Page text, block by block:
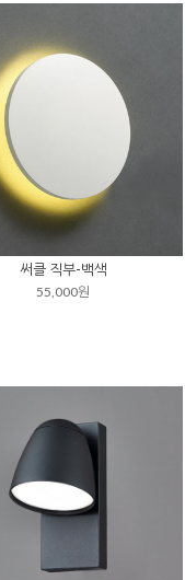
써클 직부-백색
55,000원